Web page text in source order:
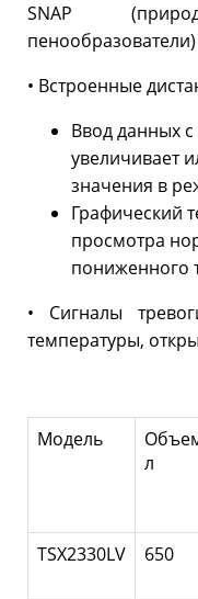
SNAP
пенообразователи)
• Встроенные
Ввод данных
увеличивает
значения в
Графический
просмотра
пониженного
• Сигналы
температуры,
Модель
л
TSX2330LV 650